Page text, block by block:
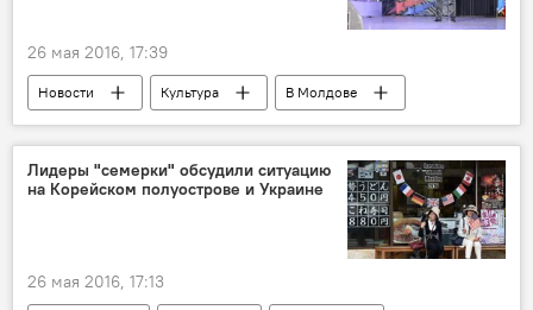
26 мая 2016, 17:39
Новости Культура В Молдове
Лидеры "семерки" обсудили ситуацию
на Корейском полуострове и Украине
26 мая 2016, 17:13